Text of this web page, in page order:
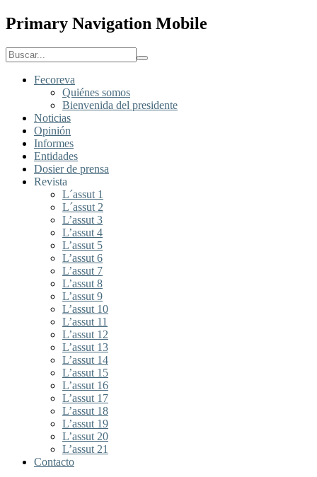
Primary Navigation Mobile
Fecoreva
Quiénes somos
Bienvenida del presidente
Noticias
Opinión
Informes
Entidades
Dosier de prensa
Revista
L´assut 1
L´assut 2
L’assut 3
L’assut 4
L’assut 5
L’assut 6
L’assut 7
L’assut 8
L’assut 9
L’assut 10
L’assut 11
L’assut 12
L’assut 13
L’assut 14
L’assut 15
L’assut 16
L’assut 17
L’assut 18
L’assut 19
L’assut 20
L’assut 21
Contacto